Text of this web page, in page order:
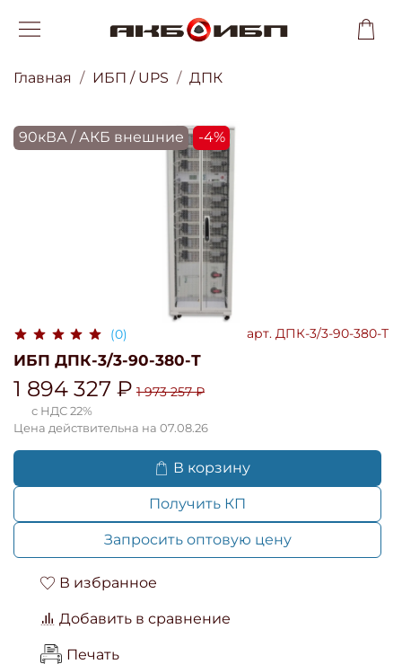
Главная ИБП / UPS ДПК
90кВА / АКБ внешние -4%
(0) арт. ДПК-3/3-90-380-Т
ИБП ДПК-3/3-90-380-Т
1 894 327 ₽ 1 973 257 ₽
с НДС 22%
Цена действительна на 07.08.26
В корзину
Получить КП
Запросить оптовую цену
В избранное
Добавить в сравнение
Печать